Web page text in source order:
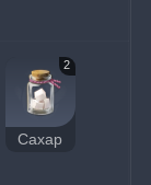
2
Сахар